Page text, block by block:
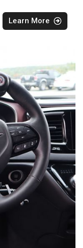
Learn More